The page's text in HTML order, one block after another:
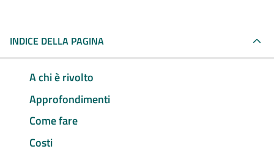
INDICE DELLA PAGINA
A chi è rivolto
Approfondimenti
Come fare
Costi